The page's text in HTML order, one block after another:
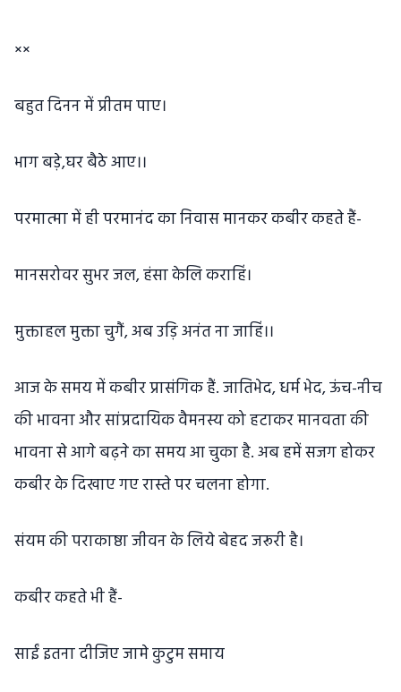
××
बहुत दिनन में प्रीतम पाए।
भाग बड़े,घर बैठे आए।।
परमात्मा में ही परमानंद का निवास मानकर कबीर कहते हैं-
मानसरोवर सुभर जल, हंसा केलि कराहिं।
मुक्ताहल मुक्ता चुगैं, अब उड़ि अनंत ना जाहिं।।
आज के समय में कबीर प्रासंगिक हैं. जातिभेद, धर्म भेद, ऊंच-नीच
की भावना और सांप्रदायिक वैमनस्य को हटाकर मानवता की
भावना से आगे बढ़ने का समय आ चुका है. अब हमें सजग होकर
कबीर के दिखाए गए रास्ते पर चलना होगा.
संयम की पराकाष्ठा जीवन के लिये बेहद जरूरी है।
कबीर कहते भी हैं-
साईं इतना दीजिए जामे कुटुम समाय